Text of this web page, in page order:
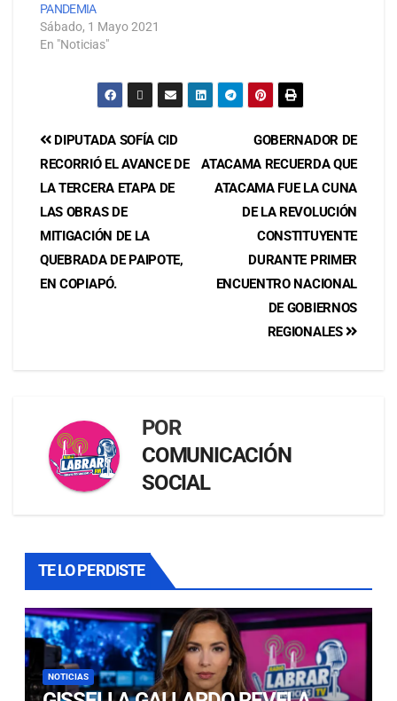
PANDEMIA
Sábado, 1 Mayo 2021
En "Noticias"
GOBERNADOR DE
ATACAMA RECUERDA QUE
ATACAMA FUE LA CUNA
DE LA REVOLUCIÓN
CONSTITUYENTE
DURANTE PRIMER
ENCUENTRO NACIONAL
DE GOBIERNOS
REGIONALES
DIPUTADA SOFÍA CID
RECORRIÓ EL AVANCE DE
LA TERCERA ETAPA DE
LAS OBRAS DE
MITIGACIÓN DE LA
QUEBRADA DE PAIPOTE,
EN COPIAPÓ.
POR
COMUNICACIÓN
SOCIAL
TE LO PERDISTE
NOTICIAS